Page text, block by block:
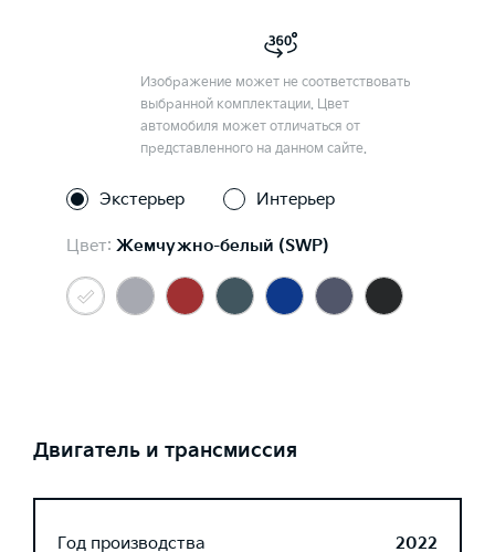
Изображение может не соответствовать
выбранной комплектации. Цвет
автомобиля может отличаться от
представленного на данном сайте.
Экстерьер Интерьер
Цвет: Жемчужно-белый (SWP)
Двигатель и трансмиссия
Год производства
2022